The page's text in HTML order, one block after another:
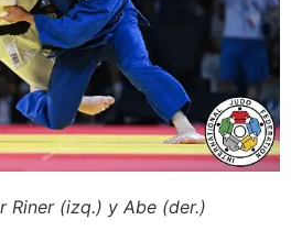
Riner (izq.) y Abe (der.)